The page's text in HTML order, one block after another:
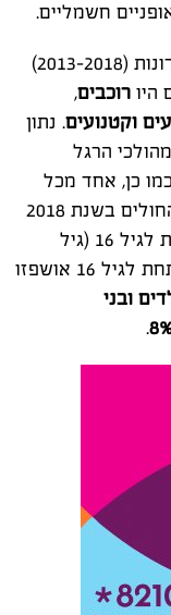
חשמליים.
מהדו"ח אשר סוקר את שש השנים האחרונות (2013-2018)
רוכבים,
וקטנועים. נתון
מעניין נוסף שעולה מהדוח הוא ש-33% מהולכי הרגל
כמו כן, אחד מכל
מאושפזים בבתי החולים בשנת 2018
עקב תאונת אופניים חשמליים היה מתחת לגיל 16 (גיל
מתחת לגיל 16 אושפזו
ובני
.